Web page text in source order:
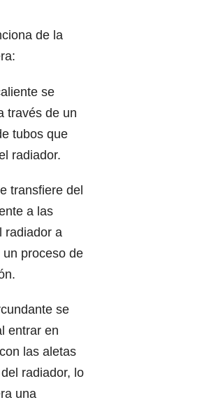
de la
se
través de un
tubos que
radiador.
transfiere del
a las
radiador a
un proceso de
se
entrar en
las aletas
radiador, lo
una